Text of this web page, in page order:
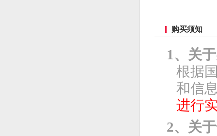
购买须知
1、关
根据
和信
进行
2、关